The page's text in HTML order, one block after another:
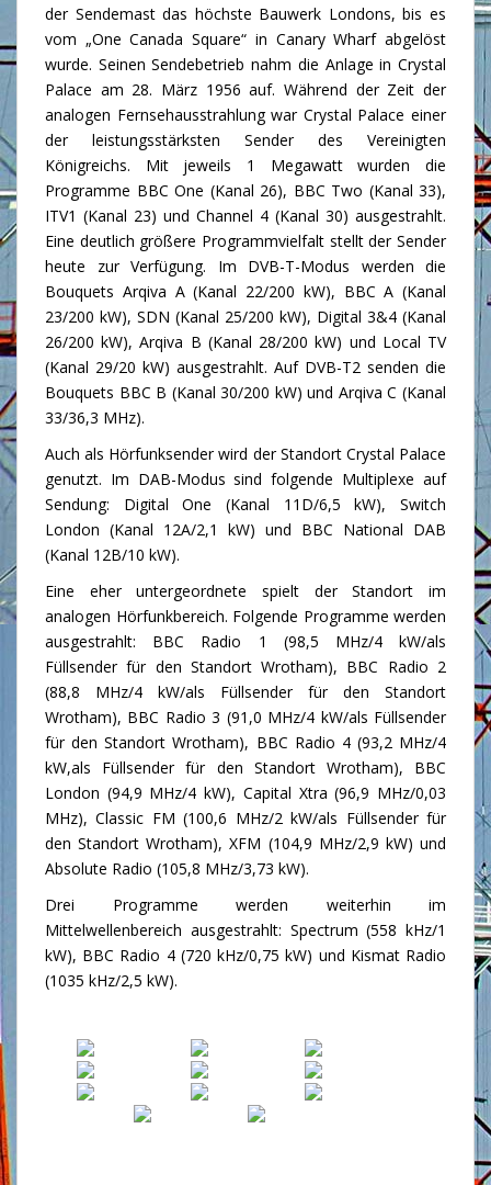
der Sendemast das höchste Bauwerk Londons, bis es
vom „One Canada Square“ in Canary Wharf abgelöst
wurde. Seinen Sendebetrieb nahm die Anlage in Crystal
Palace am 28. März 1956 auf. Während der Zeit der
analogen Fernsehausstrahlung war Crystal Palace einer
der leistungsstärksten Sender des Vereinigten
Königreichs. Mit jeweils 1 Megawatt wurden die
Programme BBC One (Kanal 26), BBC Two (Kanal 33),
ITV1 (Kanal 23) und Channel 4 (Kanal 30) ausgestrahlt.
Eine deutlich größere Programmvielfalt stellt der Sender
heute zur Verfügung. Im DVB-T-Modus werden die
Bouquets Arqiva A (Kanal 22/200 kW), BBC A (Kanal
23/200 kW), SDN (Kanal 25/200 kW), Digital 3&4 (Kanal
26/200 kW), Arqiva B (Kanal 28/200 kW) und Local TV
(Kanal 29/20 kW) ausgestrahlt. Auf DVB-T2 senden die
Bouquets BBC B (Kanal 30/200 kW) und Arqiva C (Kanal
33/36,3 MHz).
Auch als Hörfunksender wird der Standort Crystal Palace
genutzt. Im DAB-Modus sind folgende Multiplexe auf
Sendung: Digital One (Kanal 11D/6,5 kW), Switch
London (Kanal 12A/2,1 kW) und BBC National DAB
(Kanal 12B/10 kW).
Eine eher untergeordnete spielt der Standort im
analogen Hörfunkbereich. Folgende Programme werden
ausgestrahlt: BBC Radio 1 (98,5 MHz/4 kW/als
Füllsender für den Standort Wrotham), BBC Radio 2
(88,8 MHz/4 kW/als Füllsender für den Standort
Wrotham), BBC Radio 3 (91,0 MHz/4 kW/als Füllsender
für den Standort Wrotham), BBC Radio 4 (93,2 MHz/4
kW,als Füllsender für den Standort Wrotham), BBC
London (94,9 MHz/4 kW), Capital Xtra (96,9 MHz/0,03
MHz), Classic FM (100,6 MHz/2 kW/als Füllsender für
den Standort Wrotham), XFM (104,9 MHz/2,9 kW) und
Absolute Radio (105,8 MHz/3,73 kW).
Drei Programme werden weiterhin im
Mittelwellenbereich ausgestrahlt: Spectrum (558 kHz/1
kW), BBC Radio 4 (720 kHz/0,75 kW) und Kismat Radio
(1035 kHz/2,5 kW).